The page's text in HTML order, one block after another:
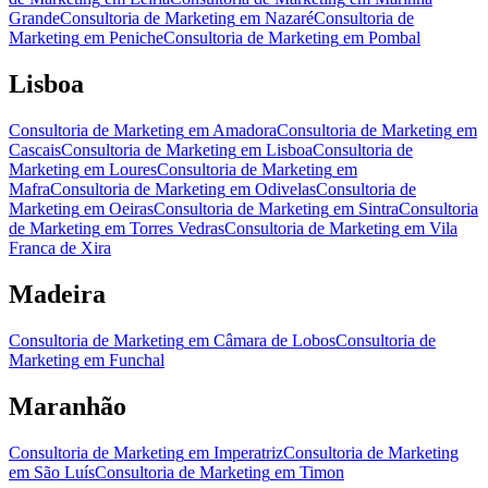
GrandeConsultoria de Marketing em NazaréConsultoria de
Marketing em PenicheConsultoria de Marketing em Pombal
Lisboa
Consultoria de Marketing em AmadoraConsultoria de Marketing em
CascaisConsultoria de Marketing em LisboaConsultoria de
Marketing em LouresConsultoria de Marketing em
MafraConsultoria de Marketing em OdivelasConsultoria de
Marketing em OeirasConsultoria de Marketing em SintraConsultoria
de Marketing em Torres VedrasConsultoria de Marketing em Vila
Franca de Xira
Madeira
Consultoria de Marketing em Câmara de LobosConsultoria de
Marketing em Funchal
Maranhão
Consultoria de Marketing em ImperatrizConsultoria de Marketing
em São LuísConsultoria de Marketing em Timon